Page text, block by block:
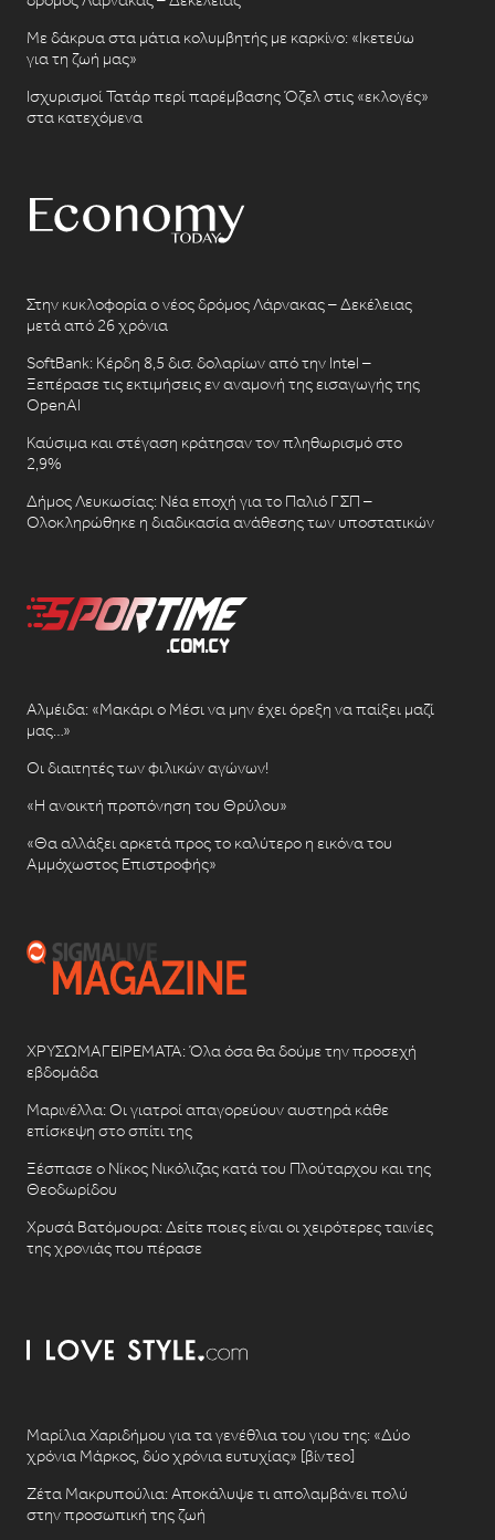
Με δάκρυα στα μάτια κολυμβητής με καρκίνο: «Ικετεύω
για τη ζωή μας»
Ισχυρισμοί Τατάρ περί παρέμβασης Όζελ στις «εκλογές»
στα κατεχόμενα
Στην κυκλοφορία ο νέος δρόμος Λάρνακας – Δεκέλειας
μετά από 26 χρόνια
SoftBank: Κέρδη 8,5 δισ. δολαρίων από την Intel –
Ξεπέρασε τις εκτιμήσεις εν αναμονή της εισαγωγής της
OpenAI
Καύσιμα και στέγαση κράτησαν τον πληθωρισμό στο
2,9%
Δήμος Λευκωσίας: Νέα εποχή για το Παλιό ΓΣΠ –
Ολοκληρώθηκε η διαδικασία ανάθεσης των υποστατικών
Αλμέιδα: «Μακάρι ο Μέσι να μην έχει όρεξη να παίξει μαζί
μας…»
Οι διαιτητές των φιλικών αγώνων!
«Η ανοικτή προπόνηση του Θρύλου»
«Θα αλλάξει αρκετά προς το καλύτερο η εικόνα του
Αμμόχωστος Επιστροφής»
ΧΡΥΣΩΜΑΓΕΙΡΕΜΑΤΑ: Όλα όσα θα δούμε την προσεχή
εβδομάδα
Μαρινέλλα: Οι γιατροί απαγορεύουν αυστηρά κάθε
επίσκεψη στο σπίτι της
Ξέσπασε ο Νίκος Νικόλιζας κατά του Πλούταρχου και της
Θεοδωρίδου
Χρυσά Βατόμουρα: Δείτε ποιες είναι οι χειρότερες ταινίες
της χρονιάς που πέρασε
Μαρίλια Χαριδήμου για τα γενέθλια του γιου της: «Δύο
χρόνια Μάρκος, δύο χρόνια ευτυχίας» [βίντεο]
Ζέτα Μακρυπούλια: Αποκάλυψε τι απολαμβάνει πολύ
στην προσωπική της ζωή